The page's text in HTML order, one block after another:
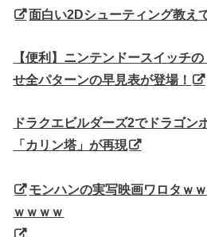
面白い2Dシューティング教え
【便利】ニンテンドースイッチ
せ全パターンの早見表が登場！
ドラクエビルダーズ2でドラゴン
「カリン塔」が再現
モンハンの実写映画ワロタｗ
ｗｗｗｗ